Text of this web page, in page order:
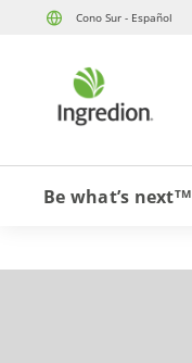
Cono Sur - Español
Be what’s nextTM